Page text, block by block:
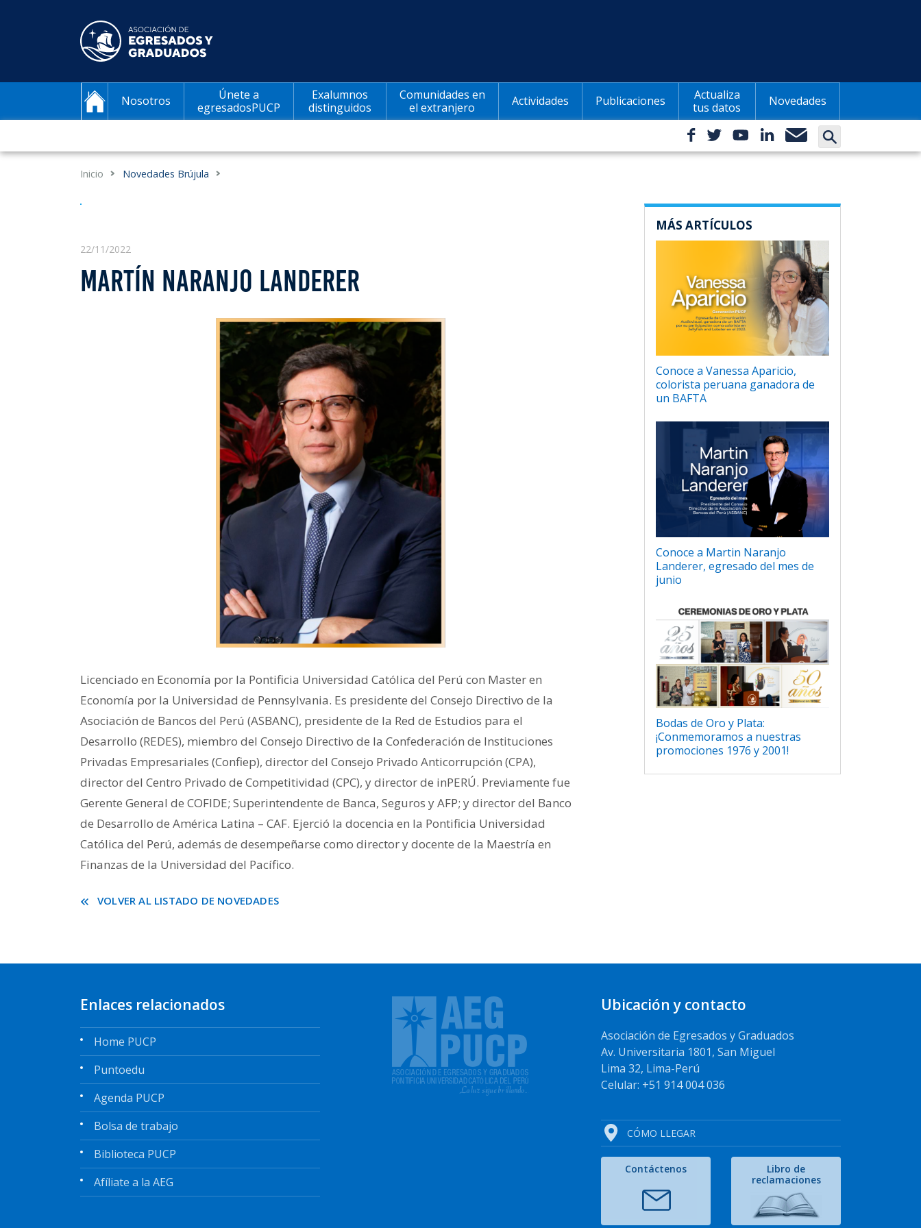
Nosotros
Únete a
egresadosPUCP
Exalumnos
distinguidos
Comunidades en
el extranjero
Actividades Publicaciones
Actualiza
tus datos
Novedades
Inicio Novedades Brújula
22/11/2022
MARTÍN NARANJO LANDERER
Licenciado en Economía por la Pontificia Universidad Católica del Perú con Master en
Economía por la Universidad de Pennsylvania. Es presidente del Consejo Directivo de la
Asociación de Bancos del Perú (ASBANC), presidente de la Red de Estudios para el
Desarrollo (REDES), miembro del Consejo Directivo de la Confederación de Instituciones
Privadas Empresariales (Confiep), director del Consejo Privado Anticorrupción (CPA),
director del Centro Privado de Competitividad (CPC), y director de inPERÚ. Previamente fue
Gerente General de COFIDE; Superintendente de Banca, Seguros y AFP; y director del Banco
de Desarrollo de América Latina – CAF. Ejerció la docencia en la Pontificia Universidad
Católica del Perú, además de desempeñarse como director y docente de la Maestría en
Finanzas de la Universidad del Pacífico.
VOLVER AL LISTADO DE NOVEDADES
MÁS ARTÍCULOS
Conoce a Vanessa Aparicio,
colorista peruana ganadora de
un BAFTA
Conoce a Martin Naranjo
Landerer, egresado del mes de
junio
Bodas de Oro y Plata:
¡Conmemoramos a nuestras
promociones 1976 y 2001!
Enlaces relacionados
Home PUCP
Puntoedu
Agenda PUCP
Bolsa de trabajo
Biblioteca PUCP
Afíliate a la AEG
Ubicación y contacto
Asociación de Egresados y Graduados
Av. Universitaria 1801, San Miguel
Lima 32, Lima-Perú
Celular: +51 914 004 036
CÓMO LLEGAR
Contáctenos
Libro de
reclamaciones